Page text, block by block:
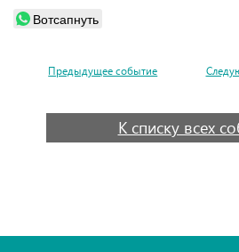
Вотсапнуть
Предыдущее событие
К списку всех